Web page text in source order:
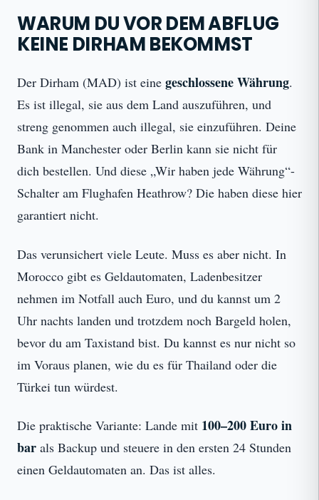
WARUM DU VOR DEM ABFLUG
KEINE DIRHAM BEKOMMST
Der Dirham (MAD) ist eine geschlossene Währung.
Es ist illegal, sie aus dem Land auszuführen, und
streng genommen auch illegal, sie einzuführen. Deine
Bank in Manchester oder Berlin kann sie nicht für
dich bestellen. Und diese „Wir haben jede Währung“-
Schalter am Flughafen Heathrow? Die haben diese hier
garantiert nicht.
Das verunsichert viele Leute. Muss es aber nicht. In
Morocco gibt es Geldautomaten, Ladenbesitzer
nehmen im Notfall auch Euro, und du kannst um 2
Uhr nachts landen und trotzdem noch Bargeld holen,
bevor du am Taxistand bist. Du kannst es nur nicht so
im Voraus planen, wie du es für Thailand oder die
Türkei tun würdest.
Die praktische Variante: Lande mit 100–200 Euro in
bar als Backup und steuere in den ersten 24 Stunden
einen Geldautomaten an. Das ist alles.